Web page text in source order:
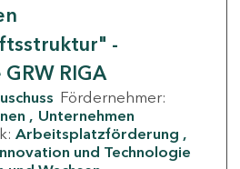
-
RIGA
Fördernehmer:
Unternehmen
Arbeitsplatzförderung
und Technologie